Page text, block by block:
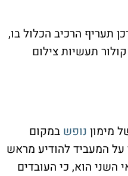
תעריף הרכיב הכלול בו,
הדי נ' אוריינט קולור תעשיות צילום
מימון נופש במקום
על המעביד להודיע מראש
השני הוא, כי העובדים